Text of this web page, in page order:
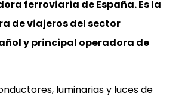
ferroviaria de España. Es la
de viajeros del sector
y principal operadora de
luminarias y luces de